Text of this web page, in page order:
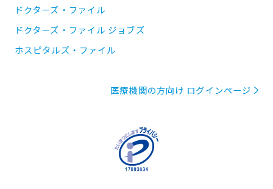
ドクターズ・ファイル
ドクターズ・ファイル ジョブズ
ホスピタルズ・ファイル
医療機関の方向け ログインページ